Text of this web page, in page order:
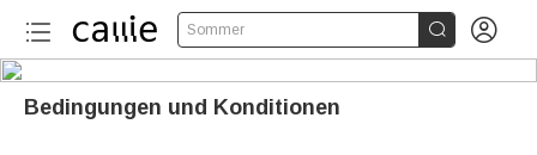
Sommer  
Bedingungen und Konditionen